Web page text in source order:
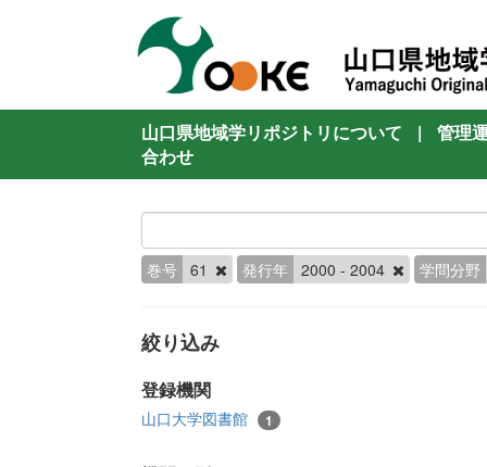
山口県地域学リポジトリについて |
管理
合わせ
巻号 61 発行年 2000 - 2004 学問分野
絞り込み
登録機関
山口大学図書館 1